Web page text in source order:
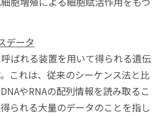
データ
ばれる装置を用いて得られる遺伝
これは、従来のシーケンス法と比
やRNAの配列情報を読み取るこ
られる大量のデータのことを指し